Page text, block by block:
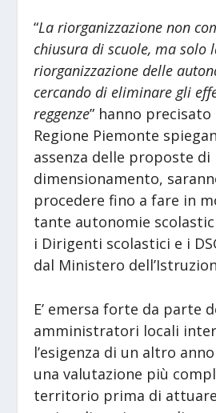
“La riorganizzazione non
chiusura di scuole, ma solo
riorganizzazione delle
cercando di eliminare gli
reggenze” hanno
Regione Piemonte
assenza delle proposte di
dimensionamento,
procedere fino a fare in
tante autonomie
i Dirigenti scolastici e i
dal Ministero
E’ emersa forte da parte
amministratori locali
l’esigenza di un altro
una valutazione più
territorio prima di